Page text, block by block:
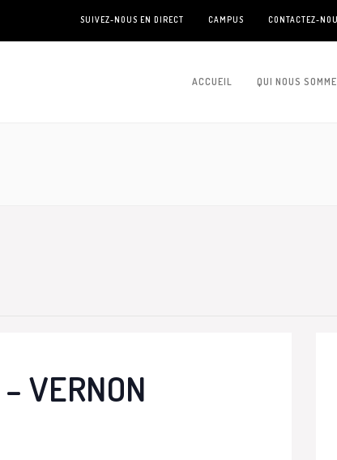
SUIVEZ-NOUS EN DIRECT CAMPUS CONTACTEZ-
ACCUEIL QUI NOUS
VERNON